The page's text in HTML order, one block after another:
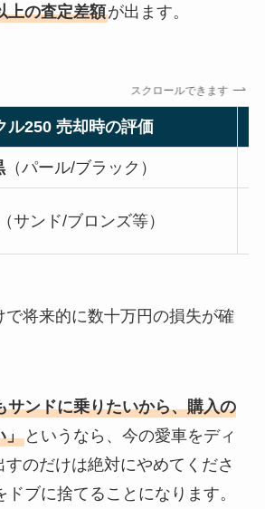
上の査定差額が出ます。
スクロールできます
ル250 売却時の評価
（パール/ブラック）
サンド/ブロンズ等）
で将来的に数十万円の損失が確
サンドに乗りたいから、購入の
」というなら、今の愛車をディ
のだけは絶対にやめてくださ
ブに捨てることになります。